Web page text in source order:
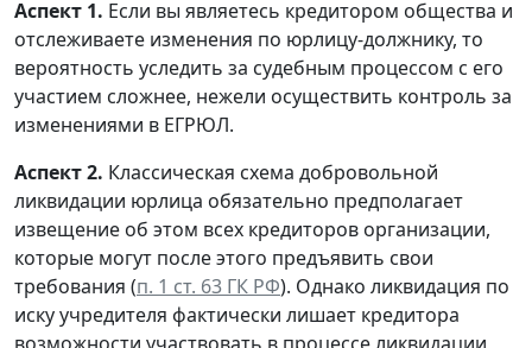
Аспект 1. Если вы являетесь кредитором общества и
отслеживаете изменения по юрлицу-должнику, то
вероятность уследить за судебным процессом с его
участием сложнее, нежели осуществить контроль за
изменениями в ЕГРЮЛ.
Аспект 2. Классическая схема добровольной
ликвидации юрлица обязательно предполагает
извещение об этом всех кредиторов организации,
которые могут после этого предъявить свои
требования (п. 1 ст. 63 ГК РФ). Однако ликвидация по
иску учредителя фактически лишает кредитора